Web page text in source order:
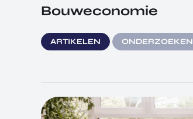
Bouweconomie
ARTIKELEN ONDERZOEKEN